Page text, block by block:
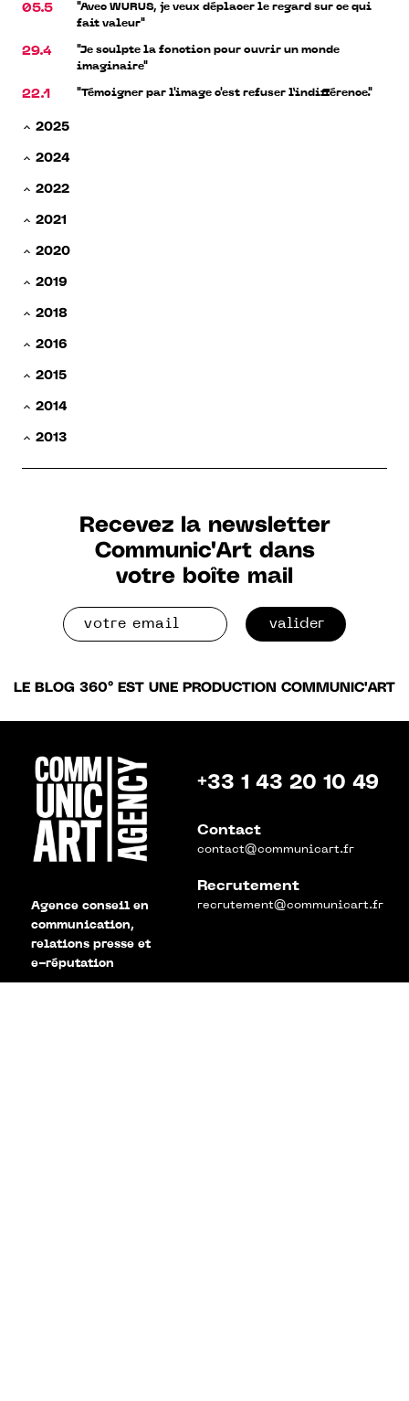
05.5
"Avec WURUS, je veux déplacer le regard sur ce qui
fait valeur"
29.4
"Je sculpte la fonction pour ouvrir un monde
imaginaire"
22.1 "Témoigner par l'image c'est refuser l’indifférence."
2025
2024
2022
2021
2020
2019
2018
2016
2015
2014
2013
Recevez la newsletter
Communic'Art dans
votre boîte mail
valider
LE BLOG 360° EST UNE PRODUCTION COMMUNIC'ART
Agence conseil en
communication,
relations presse et
e-réputation
+33 1 43 20 10 49
Contact
contact@communicart.fr
Recrutement
recrutement@communicart.fr